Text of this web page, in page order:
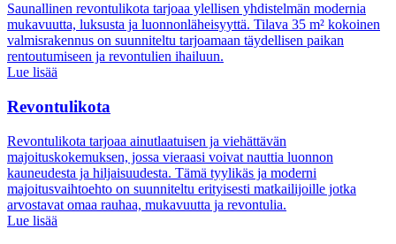
Saunallinen revontulikota tarjoaa ylellisen yhdistelmän modernia
mukavuutta, luksusta ja luonnonläheisyyttä. Tilava 35 m² kokoinen
valmisrakennus on suunniteltu tarjoamaan täydellisen paikan
rentoutumiseen ja revontulien ihailuun.
Lue lisää
Revontulikota
Revontulikota tarjoaa ainutlaatuisen ja viehättävän
majoituskokemuksen, jossa vieraasi voivat nauttia luonnon
kauneudesta ja hiljaisuudesta. Tämä tyylikäs ja moderni
majoitusvaihtoehto on suunniteltu erityisesti matkailijoille jotka
arvostavat omaa rauhaa, mukavuutta ja revontulia.
Lue lisää